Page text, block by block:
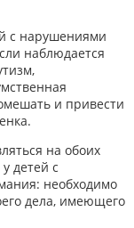
с нарушениями
наблюдается
и привести
на обоих
детей с
необходимо
дела, имеющего